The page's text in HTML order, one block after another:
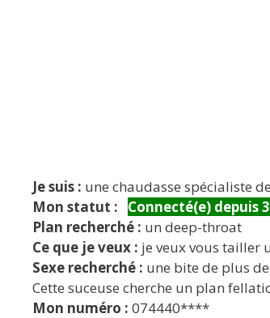
Je suis : une chaudasse spécialiste
Mon statut :
Connecté(e) depuis
Plan recherché : un deep-throat
Ce que je veux : je veux vous tailler
Sexe recherché : une bite de plus
Cette suceuse cherche un plan
Mon numéro : 074440****